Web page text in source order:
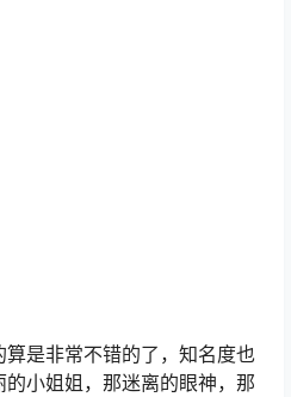
是非常不错的了，知名度也
小姐姐，那迷离的眼神，那